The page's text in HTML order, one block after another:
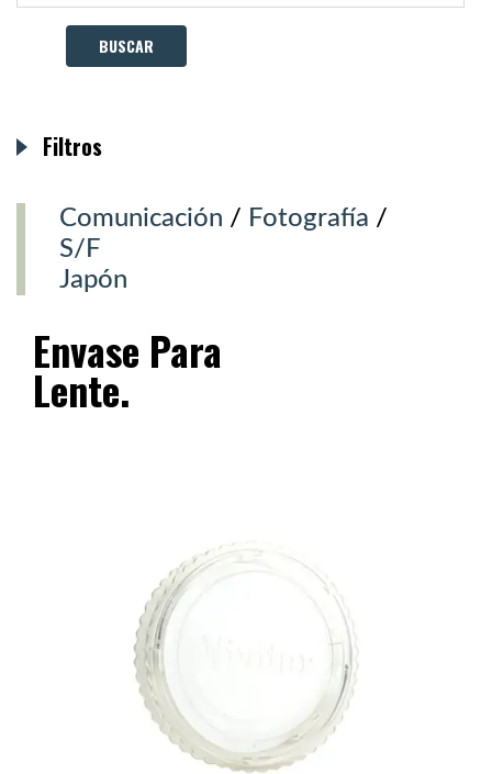
Comunicación / Fotografía /
S/F
Japón
Envase Para
Lente.
Filtros